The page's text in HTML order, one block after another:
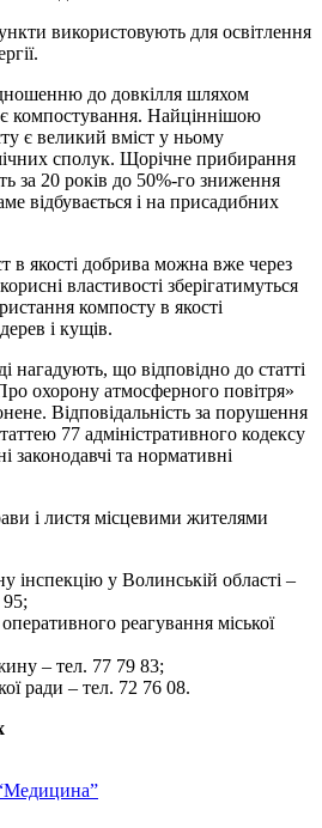
використовують для освітлення
до довкілля шляхом
є компостування. Найціннішою
є великий вміст у ньому
сполук. Щорічне прибирання
за 20 років до 50%-го зниження
відбувається і на присадибних
в якості добрива можна вже через
властивості зберігатимуться
компосту в якості
і кущів.
нагадують, що відповідно до статті
охорону атмосферного повітря»
Відповідальність за порушення
77 адміністративного кодексу
законодавчі та нормативні
і листя місцевими жителями
інспекцію у Волинській області –
реагування міської
– тел. 77 79 83;
ради – тел. 72 76 08.